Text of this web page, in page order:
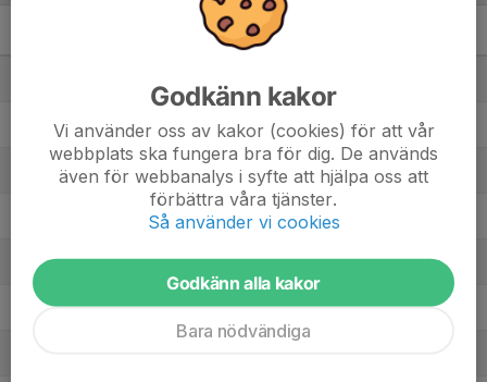
2. Hörnefors IF 0 0
3. IBF Dalen 0 0
0
5. IBS Dalen 0 0
6. Moälvens IBK 0 0
Godkänn kakor
Vi använder oss av kakor (cookies) för att vår
webbplats ska fungera bra för dig. De används
även för webbanalys i syfte att hjälpa oss att
förbättra våra tjänster.
Så använder vi cookies
Godkänn alla kakor
Bara nödvändiga